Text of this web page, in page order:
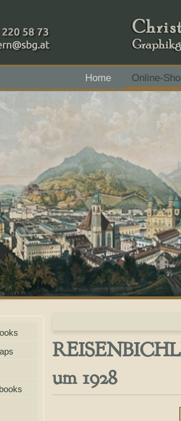
(0)664 220 58 73
Home Online-
RAIBA - Flachgau Mitte - IBAN
um 1928